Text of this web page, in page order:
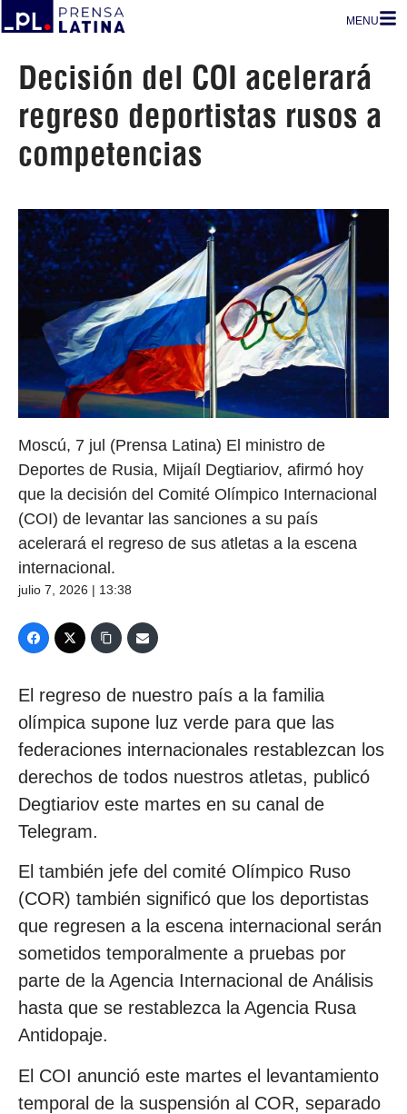
MENU
Decisión del COI acelerará
regreso deportistas rusos a
competencias
Moscú, 7 jul (Prensa Latina) El ministro de
Deportes de Rusia, Mijaíl Degtiariov, afirmó hoy
que la decisión del Comité Olímpico Internacional
(COI) de levantar las sanciones a su país
acelerará el regreso de sus atletas a la escena
internacional.
julio 7, 2026 | 13:38
El regreso de nuestro país a la familia
olímpica supone luz verde para que las
federaciones internacionales restablezcan los
derechos de todos nuestros atletas, publicó
Degtiariov este martes en su canal de
Telegram.
El también jefe del comité Olímpico Ruso
(COR) también significó que los deportistas
que regresen a la escena internacional serán
sometidos temporalmente a pruebas por
parte de la Agencia Internacional de Análisis
hasta que se restablezca la Agencia Rusa
Antidopaje.
El COI anunció este martes el levantamiento
temporal de la suspensión al COR, separado